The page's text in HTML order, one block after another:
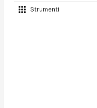
Strumenti